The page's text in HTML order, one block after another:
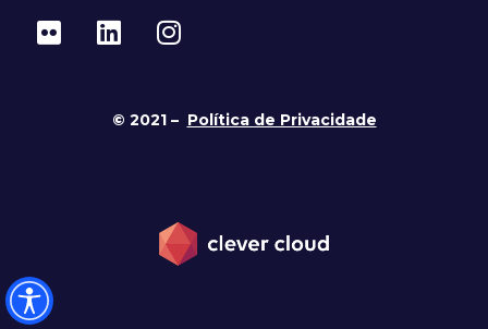
© 2021 – Política de Privacidade